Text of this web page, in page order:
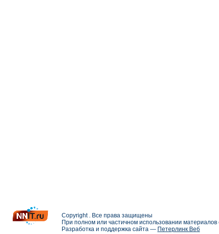
Copyright . Все права защищены
При полном или частичном использовании
Разработка и поддержка сайта — Петерлинк Веб